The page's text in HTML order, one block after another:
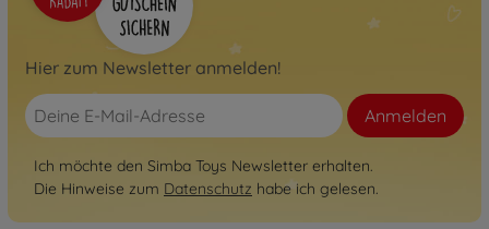
Hier zum Newsletter anmelden!
Anmelden
Ich möchte den Simba Toys Newsletter erhalten.
Die Hinweise zum Datenschutz habe ich gelesen.